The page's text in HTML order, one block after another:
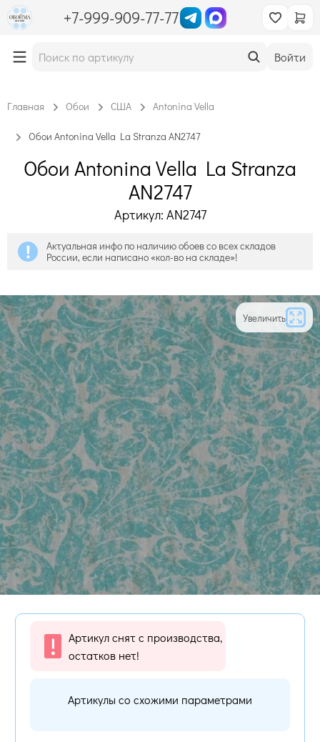
+7-999-909-77-77
Войти
Главная Обои США Antonina Vella
Обои Antonina Vella La Stranza AN2747
Обои Antonina Vella La Stranza
AN2747
Артикул: AN2747
Актуальная инфо по наличию обоев со всех складов
России, если написано «кол-во на складе»!
Увеличить
Артикул снят с производства,
остатков нет!
Артикулы со схожими параметрами